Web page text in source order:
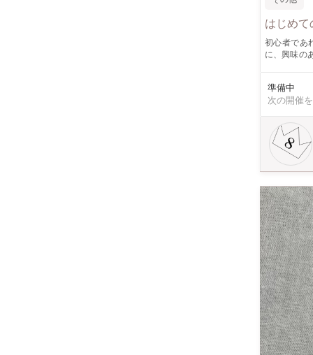
はじめて
初心者であ
に、興味の
やかな海をイメージ
る化学物質
準備中
次の開催